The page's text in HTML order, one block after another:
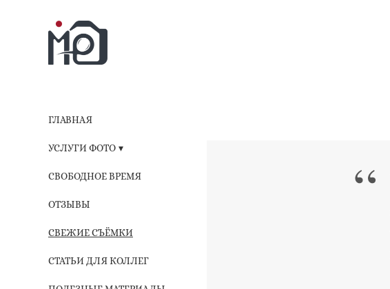
ГЛАВНАЯ
УСЛУГИ ФОТО
СВОБОДНОЕ ВРЕМЯ
ОТЗЫВЫ
СВЕЖИЕ СЪЁМКИ
СТАТЬИ ДЛЯ КОЛЛЕГ
“